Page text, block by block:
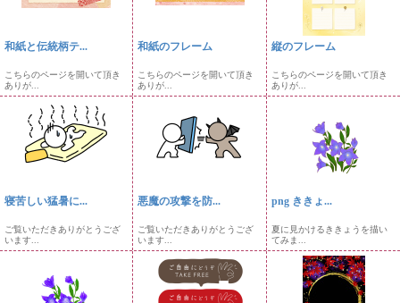
和紙と伝統柄テ...
こちらのページを開いて頂き
ありが...
和紙のフレーム
こちらのページを開いて頂き
ありが...
縦のフレーム
こちらのページを開いて頂き
ありが...
寝苦しい猛暑に...
ご覧いただきありがとうござ
います...
悪魔の攻撃を防...
ご覧いただきありがとうござ
います...
png ききょ...
夏に見かけるききょうを描い
てみま...